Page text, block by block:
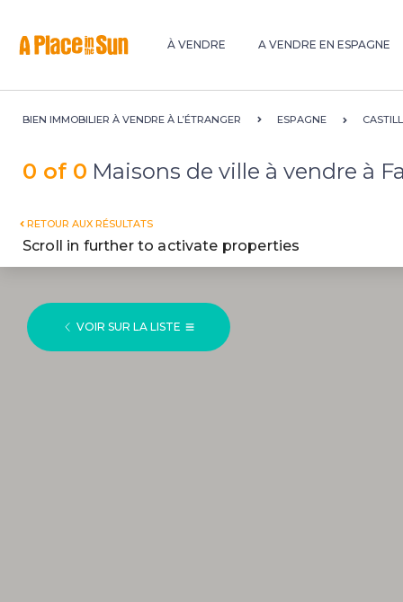
À VENDRE A VENDRE EN ESPAGNE
BIEN IMMOBILIER À VENDRE À L’ÉTRANGER ESPAGNE
0 of 0 Maisons de ville à vendre à
RETOUR AUX RÉSULTATS
Scroll in further to activate properties
VOIR SUR LA LISTE